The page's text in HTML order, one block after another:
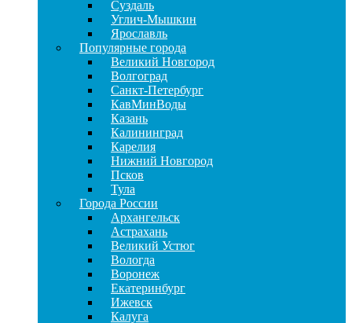
Суздаль
Углич-Мышкин
Ярославль
Популярные города
Великий Новгород
Волгоград
Санкт-Петербург
КавМинВоды
Казань
Калининград
Карелия
Нижний Новгород
Псков
Тула
Города России
Архангельск
Астрахань
Великий Устюг
Вологда
Воронеж
Екатеринбург
Ижевск
Калуга